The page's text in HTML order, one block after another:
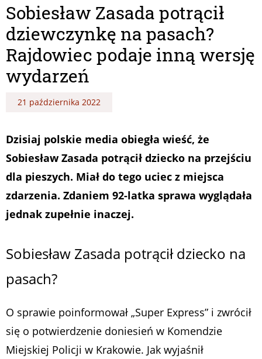
Sobiesław Zasada potrącił
dziewczynkę na pasach?
Rajdowiec podaje inną wersję
wydarzeń
21 października 2022
Dzisiaj polskie media obiegła wieść, że
Sobiesław Zasada potrącił dziecko na przejściu
dla pieszych. Miał do tego uciec z miejsca
zdarzenia. Zdaniem 92-latka sprawa wyglądała
jednak zupełnie inaczej.
Sobiesław Zasada potrącił dziecko na
pasach?
O sprawie poinformował „Super Express” i zwrócił
się o potwierdzenie doniesień w Komendzie
Miejskiej Policji w Krakowie. Jak wyjaśnił